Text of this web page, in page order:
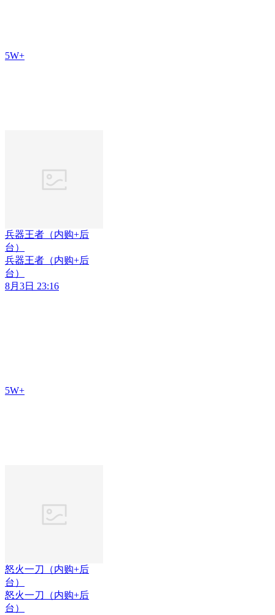
5W+
兵器王者（内购+后
台）
兵器王者（内购+后
台）
8月3日 23:16
5W+
怒火一刀（内购+后
台）
怒火一刀（内购+后
台）